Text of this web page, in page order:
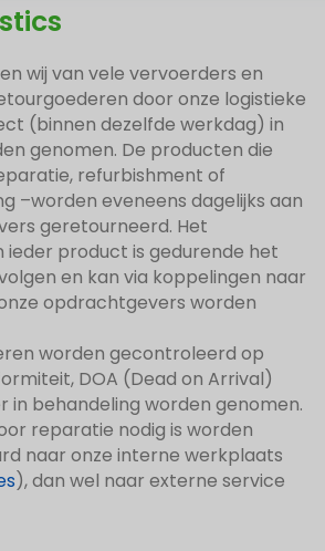
wij van vele vervoerders en
door onze logistieke
(binnen dezelfde werkdag) in
genomen. De producten die
refurbishment of
–worden eveneens dagelijks aan
geretourneerd. Het
product is gedurende het
en kan via koppelingen naar
opdrachtgevers worden
worden gecontroleerd op
DOA (Dead on Arrival)
in behandeling worden genomen.
reparatie nodig is worden
naar onze interne werkplaats
), dan wel naar externe service